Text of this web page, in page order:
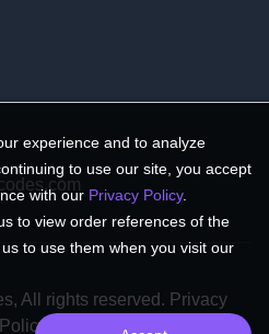
All rights reserved. Privacy
Policy.
experience and to analyze
to use our site, you accept
with our Privacy Policy.
to view order references of the
to use them when you visit our